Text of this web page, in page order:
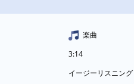
楽曲
3:14
イージーリスニン